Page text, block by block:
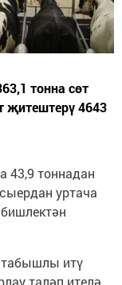
тонна сөт
җитештерү 4643
43,9 тоннадан
уртача
табышлы итү
таләп ителә.